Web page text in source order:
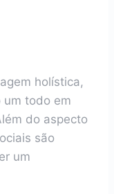
holística,
um todo em
do aspecto
são
um